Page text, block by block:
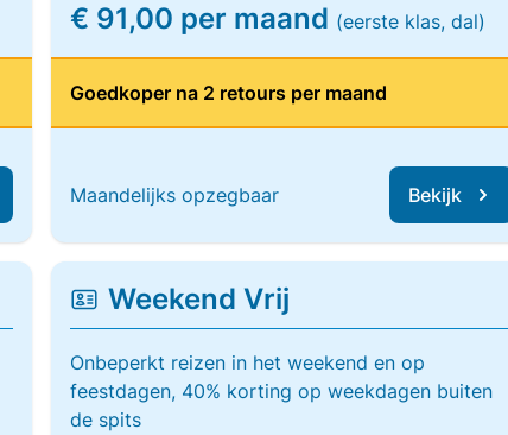
€ 91,00 per maand (eerste klas, dal)
Goedkoper na 2 retours per maand
Maandelijks opzegbaar Bekijk
Weekend Vrij
Onbeperkt reizen in het weekend en op
feestdagen, 40% korting op weekdagen buiten
de spits